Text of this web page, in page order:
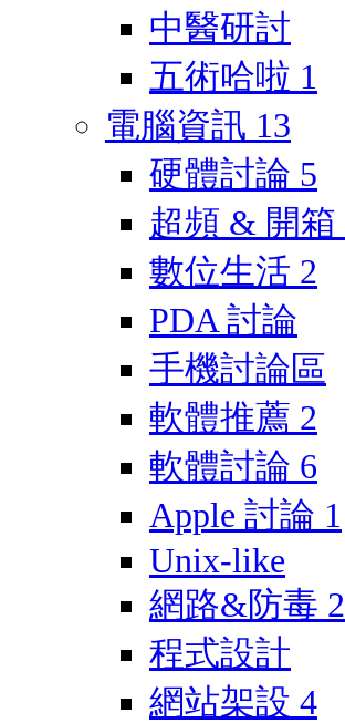
中醫研討
五術哈啦 1
電腦資訊 13
硬體討論 5
超頻 & 開箱
數位生活 2
PDA 討論
手機討論區
軟體推薦 2
軟體討論 6
Apple 討論 1
Unix-like
網路&防毒 2
程式設計
網站架設 4